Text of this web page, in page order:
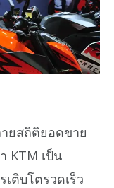
ยสถิติยอดขาย
KTM เป็น
ติบโตรวดเร็ว